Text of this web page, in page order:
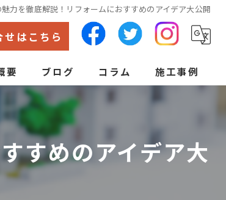
力を徹底解説！リフォームにおすすめのアイデア大公開
はこちら
要
さつ
ブログ コラム 施工事例
すめのアイデア大